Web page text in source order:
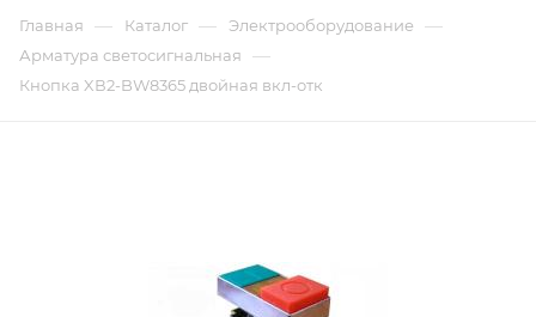
Главная — Каталог — Электрооборудование —
Арматура светосигнальная —
Кнопка XВ2-BW8365 двойная вкл-отк